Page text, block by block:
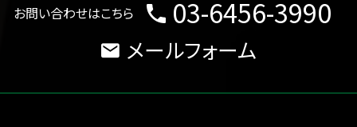
お問い合わせはこちら 03-6456-3990
メールフォーム